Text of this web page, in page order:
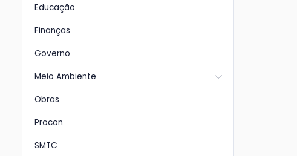
Educação
Finanças
Governo
Meio Ambiente
Obras
Procon
SMTC